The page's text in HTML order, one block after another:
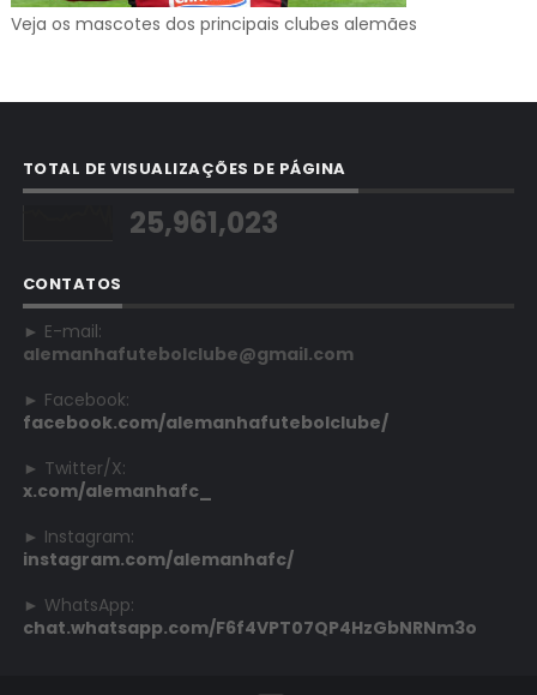
Veja os mascotes dos principais clubes alemães
TOTAL DE VISUALIZAÇÕES DE PÁGINA
25,961,023
CONTATOS
► E-mail:
alemanhafutebolclube@gmail.com
► Facebook:
facebook.com/alemanhafutebolclube/
► Twitter/X:
x.com/alemanhafc_
► Instagram:
instagram.com/alemanhafc/
► WhatsApp:
chat.whatsapp.com/F6f4VPT07QP4HzGbNRNm3o